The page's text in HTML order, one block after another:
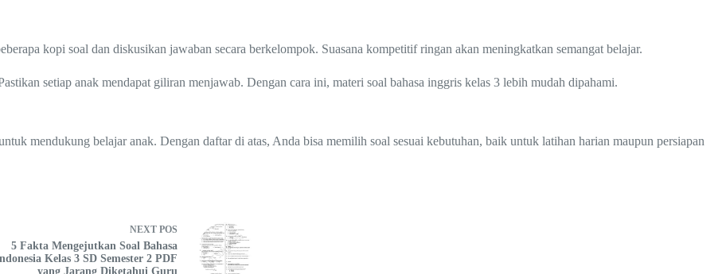
kopi soal dan diskusikan jawaban secara berkelompok. Suasana kompetitif ringan akan meningkatkan semangat belajar.
setiap anak mendapat giliran menjawab. Dengan cara ini, materi soal bahasa inggris kelas 3 lebih mudah dipahami.
mendukung belajar anak. Dengan daftar di atas, Anda bisa memilih soal sesuai kebutuhan, baik untuk latihan harian maupun persiapan
NEXT POS
5 Fakta Mengejutkan Soal Bahasa
Kelas 3 SD Semester 2 PDF
yang Jarang Diketahui Guru